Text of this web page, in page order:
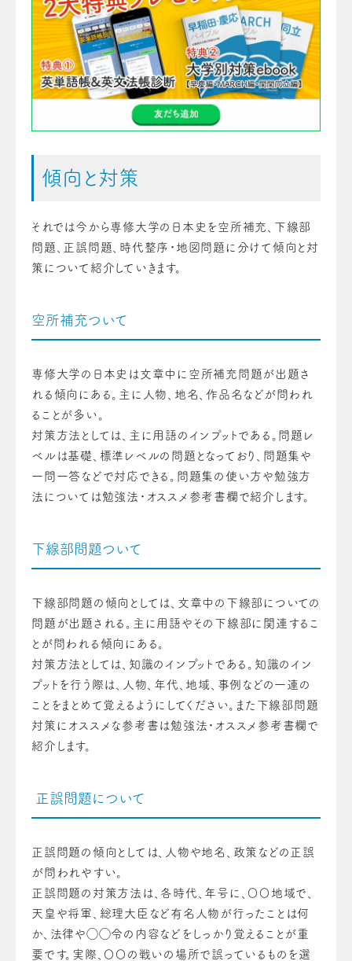
傾向と対策
それでは今から専修大学の日本史を空所補充、下線部
問題、正誤問題、時代整序・地図問題に分けて傾向と対
策について紹介していきます。
空所補充ついて
専修大学の日本史は文章中に空所補充問題が出題さ
れる傾向にある。主に人物、地名、作品名などが問われ
ることが多い。
対策方法としては、主に用語のインプットである。問題レ
ベルは基礎、標準レベルの問題となっており、問題集や
一問一答などで対応できる。問題集の使い方や勉強方
法については勉強法・オススメ参考書欄で紹介します。
下線部問題ついて
下線部問題の傾向としては、文章中の下線部についての
問題が出題される。主に用語やその下線部に関連するこ
とが問われる傾向にある。
対策方法としては、知識のインプットである。知識のイン
プットを行う際は、人物、年代、地域、事例などの一連の
ことをまとめて覚えるようにしてください。また下線部問題
対策にオススメな参考書は勉強法・オススメ参考書欄で
紹介します。
正誤問題について
正誤問題の傾向としては、人物や地名、政策などの正誤
が問われやすい。
正誤問題の対策方法は、各時代、年号に、〇〇地域で、
天皇や将軍、総理大臣など有名人物が行ったことは何
か、法律や◯◯令の内容などをしっかり覚えることが重
要です。実際、〇〇の戦いの場所で誤っているものを選